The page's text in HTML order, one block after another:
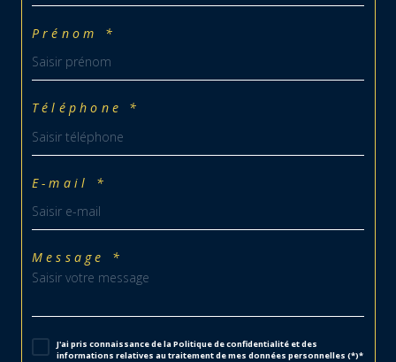
Prénom *
Téléphone *
E-mail *
Message *
J'ai pris connaissance de la Politique de confidentialité et des
informations relatives au traitement de mes données personnelles (*)*